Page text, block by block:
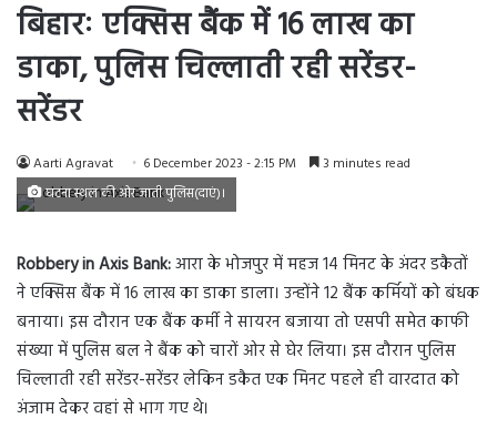
बिहारः एक्सिस बैंक में 16 लाख का
डाका, पुलिस चिल्लाती रही सरेंडर-
सरेंडर
Aarti Agravat 6 December 2023 - 2:15 PM 3 minutes read
घटना स्थल की ओर जाती पुलिस(दाएं)।
Robbery in Axis Bank:आरा के भोजपुर में महज 14 मिनट के अंदर डकैतों
ने एक्सिस बैंक में 16 लाख का डाका डाला। उन्होंने 12 बैंक कर्मियों को बंधक
बनाया। इस दौरान एक बैंक कर्मी ने सायरन बजाया तो एसपी समेत काफी
संख्या में पुलिस बल ने बैंक को चारों ओर से घेर लिया। इस दौरान पुलिस
चिल्लाती रही सरेंडर-सरेंडर लेकिन डकैत एक मिनट पहले ही वारदात को
अंजाम देकर वहां से भाग गए थे।